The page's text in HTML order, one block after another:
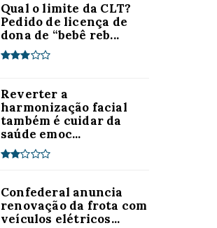
Qual o limite da CLT?
Pedido de licença de
dona de “bebê reb...
Reverter a
harmonização facial
também é cuidar da
saúde emoc...
Confederal anuncia
renovação da frota com
veículos elétricos...